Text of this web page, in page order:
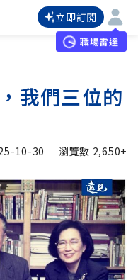
立即訂閱
職場雷達
我們三位的
蹤
10-30 瀏覽數 2,650+